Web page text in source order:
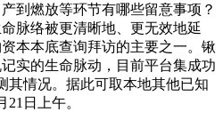
到燃放等环节有哪些留意事项？
脉络被更清晰地、更无效地延
本本底查询拜访的主要之一。锹
实的生命脉动，目前平台集成功
其情况。据此可取本地其他已知
日上午。